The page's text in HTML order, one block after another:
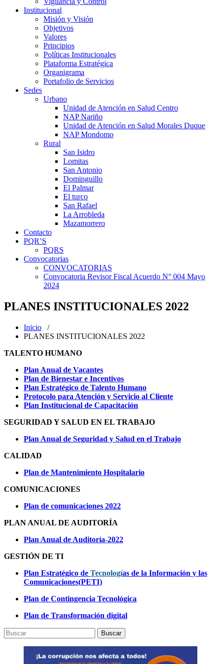
Institucional
Misión y Visión
Objetivos
Valores
Principios
Políticas Institucionales
Plataforma Estratégica
Organigrama
Portafolio de Servicios
Sedes
Urbano
Unidad de Atención en Salud Centro
NAP Nariño
Unidad de Atención en Salud Morales Duque
NAP Mondomo
Rural
San Isidro
Lomitas
San Antonio
Dominguillo
El Palmar
El turco
San Rafael
La Arrobleda
Mazamorrero
Contacto
PQR’S
PQRS
Convocatorias
CONVOCATORIAS
Convocatoria Revisor Fiscal Acuerdo N° 004 Mayo
2024
PLANES INSTITUCIONALES 2022
Inicio /
PLANES INSTITUCIONALES 2022
TALENTO HUMANO
Plan Anual de Vacantes
Plan de Bienestar e Incentivos
Plan Estratégico de Talento Humano
Protocolo para Atención y Servicio al Cliente
Plan Institucional de Capacitación
SEGURIDAD Y SALUD EN EL TRABAJO
Plan Anual de Seguridad y Salud en el Trabajo
CALIDAD
Plan de Mantenimiento Hospitalario
COMUNICACIONES
Plan de comunicaciones 2022
PLAN ANUAL DE AUDITORÍA
Plan Anual de Auditoría-2022
GESTIÓN DE TI
Plan Estratégico de Tecnologías de la Información y las
Comunicaciones(PETI)
Plan de Contingencia Tecnológica
Plan de Transformación digital